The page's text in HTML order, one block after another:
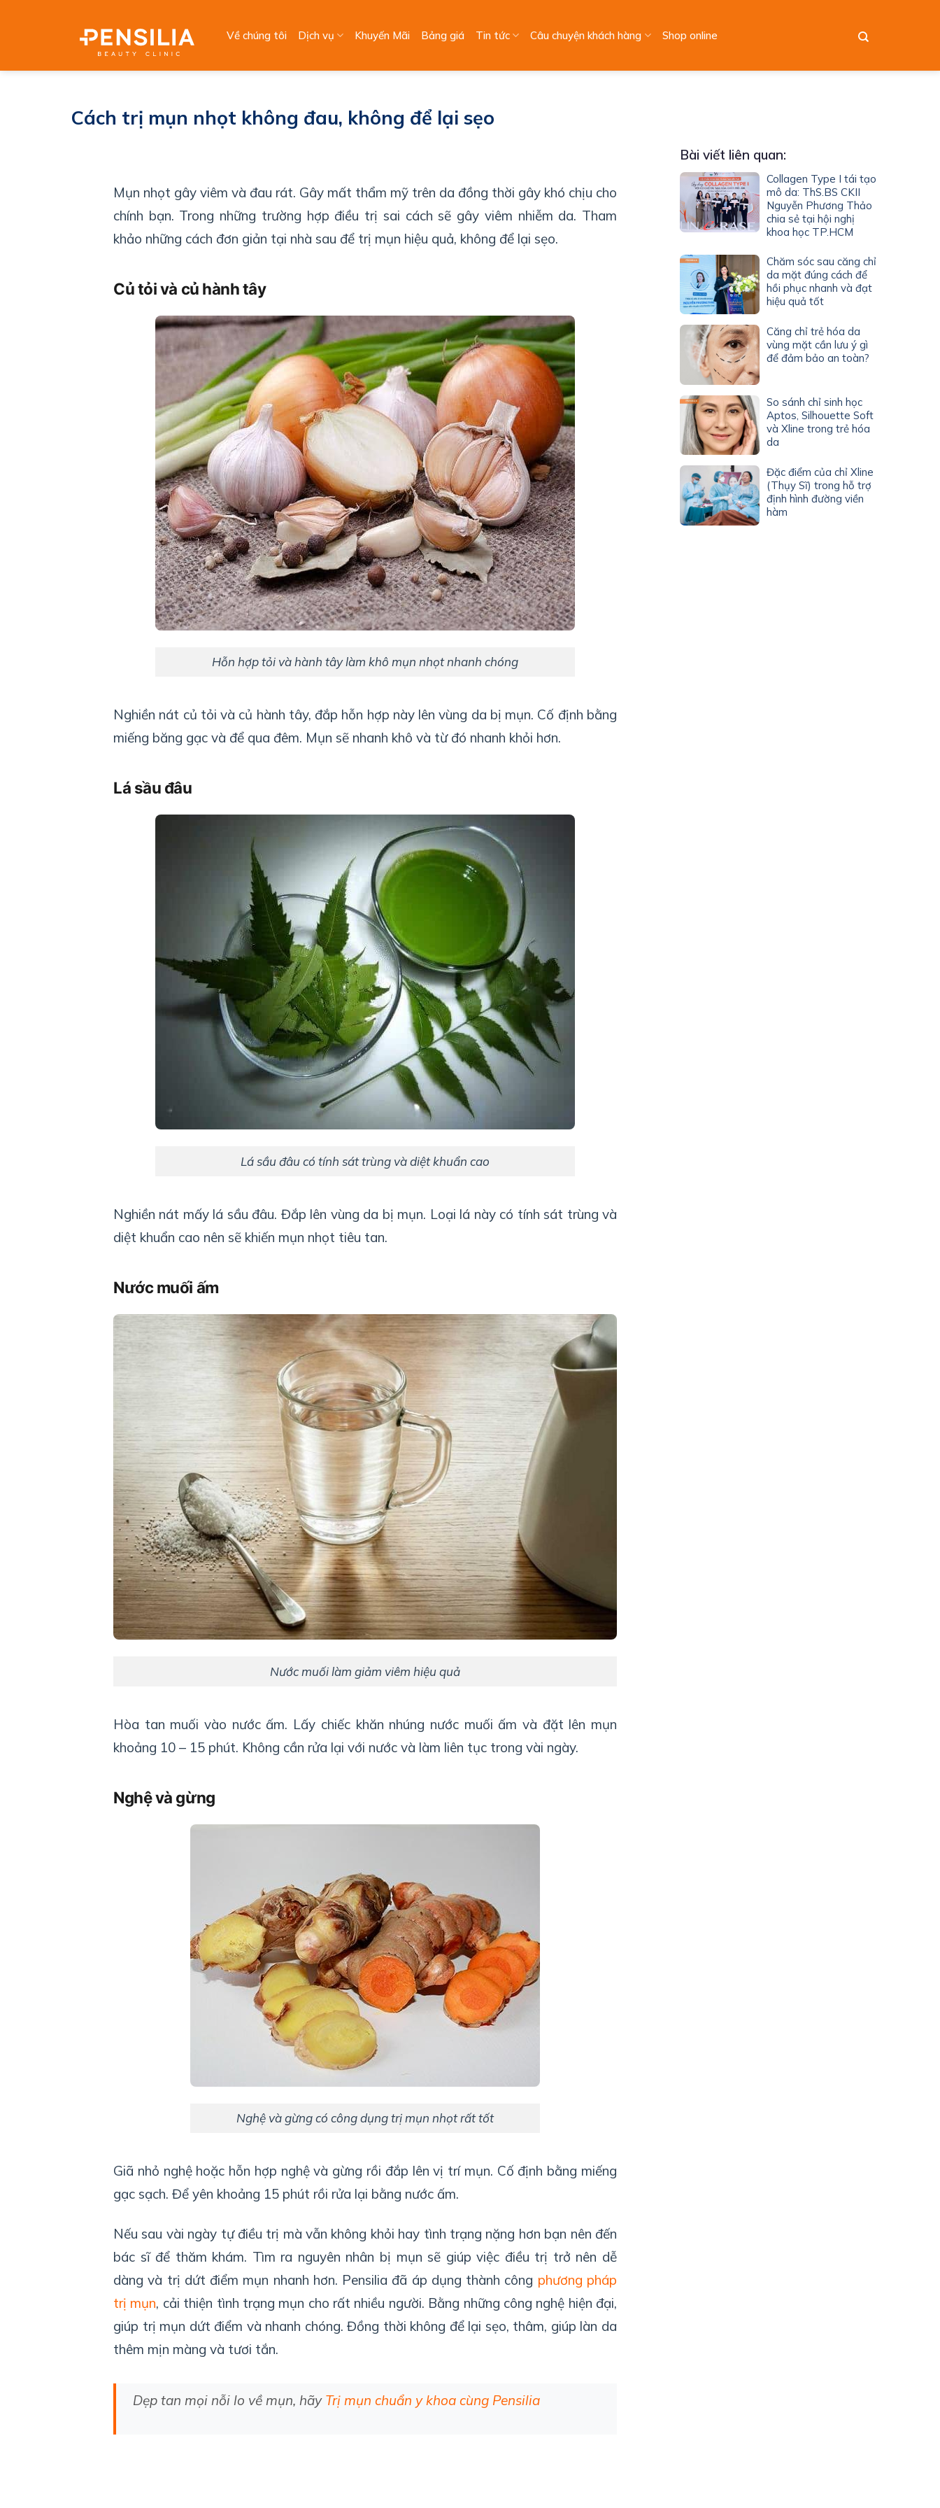
Về chúng tôi Dịch vụ Khuyến Mãi Bảng giá Tin tức Câu chuyện khách hàng Shop online
Cách trị mụn nhọt không đau, không để lại sẹo
Mụn nhọt gây viêm và đau rát. Gây mất thẩm mỹ trên da đồng thời gây khó chịu cho
chính bạn. Trong những trường hợp điều trị sai cách sẽ gây viêm nhiễm da. Tham
khảo những cách đơn giản tại nhà sau để trị mụn hiệu quả, không để lại sẹo.
Củ tỏi và củ hành tây
Hỗn hợp tỏi và hành tây làm khô mụn nhọt nhanh chóng
Nghiền nát củ tỏi và củ hành tây, đắp hỗn hợp này lên vùng da bị mụn. Cố định bằng
miếng băng gạc và để qua đêm. Mụn sẽ nhanh khô và từ đó nhanh khỏi hơn.
Lá sầu đâu
Lá sầu đâu có tính sát trùng và diệt khuẩn cao
Nghiền nát mấy lá sầu đâu. Đắp lên vùng da bị mụn. Loại lá này có tính sát trùng và
diệt khuẩn cao nên sẽ khiến mụn nhọt tiêu tan.
Nước muối ấm
Nước muối làm giảm viêm hiệu quả
Hòa tan muối vào nước ấm. Lấy chiếc khăn nhúng nước muối ấm và đặt lên mụn
khoảng 10 – 15 phút. Không cần rửa lại với nước và làm liên tục trong vài ngày.
Nghệ và gừng
Nghệ và gừng có công dụng trị mụn nhọt rất tốt
Giã nhỏ nghệ hoặc hỗn hợp nghệ và gừng rồi đắp lên vị trí mụn. Cố định bằng miếng
gạc sạch. Để yên khoảng 15 phút rồi rửa lại bằng nước ấm.
Nếu sau vài ngày tự điều trị mà vẫn không khỏi hay tình trạng nặng hơn bạn nên đến
bác sĩ để thăm khám. Tìm ra nguyên nhân bị mụn sẽ giúp việc điều trị trở nên dễ
dàng và trị dứt điểm mụn nhanh hơn. Pensilia đã áp dụng thành công phương pháp
trị mụn, cải thiện tình trạng mụn cho rất nhiều người. Bằng những công nghệ hiện đại,
giúp trị mụn dứt điểm và nhanh chóng. Đồng thời không để lại sẹo, thâm, giúp làn da
thêm mịn màng và tươi tắn.
Dẹp tan mọi nỗi lo về mụn, hãy Trị mụn chuẩn y khoa cùng Pensilia
Bài viết liên quan:
Collagen Type I tái tạo
mô da: ThS.BS CKII
Nguyễn Phương Thảo
chia sẻ tại hội nghị
khoa học TP.HCM
Chăm sóc sau căng chỉ
da mặt đúng cách để
hồi phục nhanh và đạt
hiệu quả tốt
Căng chỉ trẻ hóa da
vùng mặt cần lưu ý gì
để đảm bảo an toàn?
So sánh chỉ sinh học
Aptos, Silhouette Soft
và Xline trong trẻ hóa
da
Đặc điểm của chỉ Xline
(Thụy Sĩ) trong hỗ trợ
định hình đường viền
hàm